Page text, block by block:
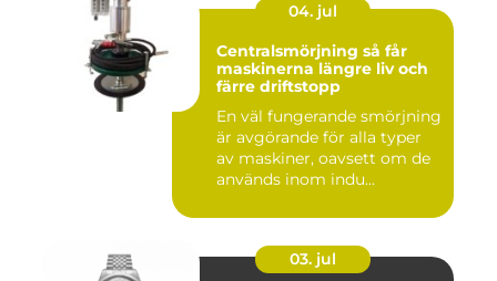
04. jul
Centralsmörjning så får
maskinerna längre liv och
färre driftstopp
En väl fungerande smörjning
är avgörande för alla typer
av maskiner, oavsett om de
används inom indu...
03. jul